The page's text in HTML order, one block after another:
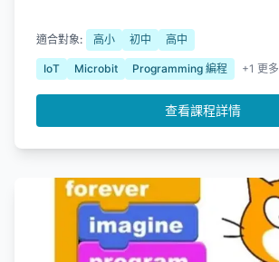
適合對象: 高小 初中 高中
IoT Microbit Programming 編程 +1 更多
查看課程詳情